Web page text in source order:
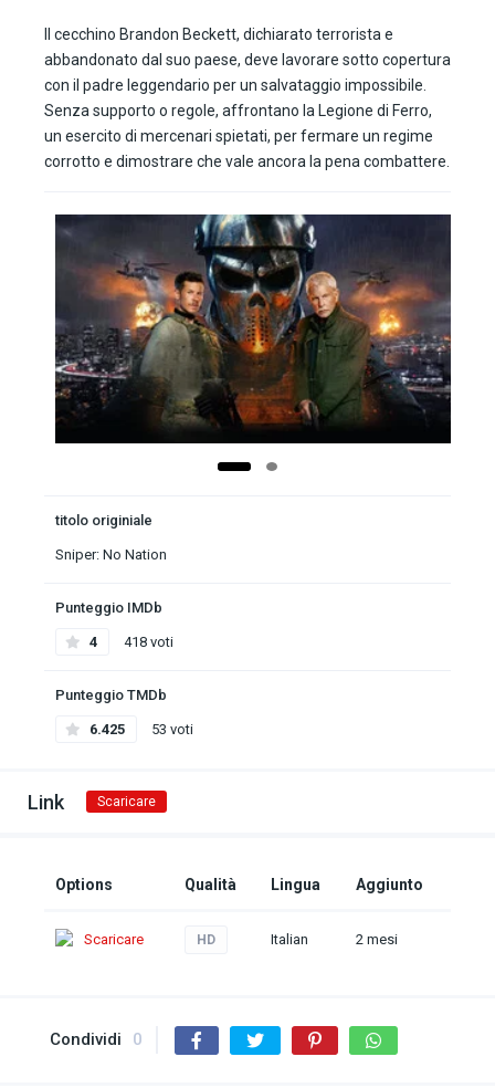
Il cecchino Brandon Beckett, dichiarato terrorista e
abbandonato dal suo paese, deve lavorare sotto copertura
con il padre leggendario per un salvataggio impossibile.
Senza supporto o regole, affrontano la Legione di Ferro,
un esercito di mercenari spietati, per fermare un regime
corrotto e dimostrare che vale ancora la pena combattere.
titolo originiale
Sniper: No Nation
Punteggio IMDb
4 418 voti
Punteggio TMDb
6.425 53 voti
Link Scaricare
Options Qualità Lingua Aggiunto
Scaricare HD Italian 2 mesi
Condividi 0